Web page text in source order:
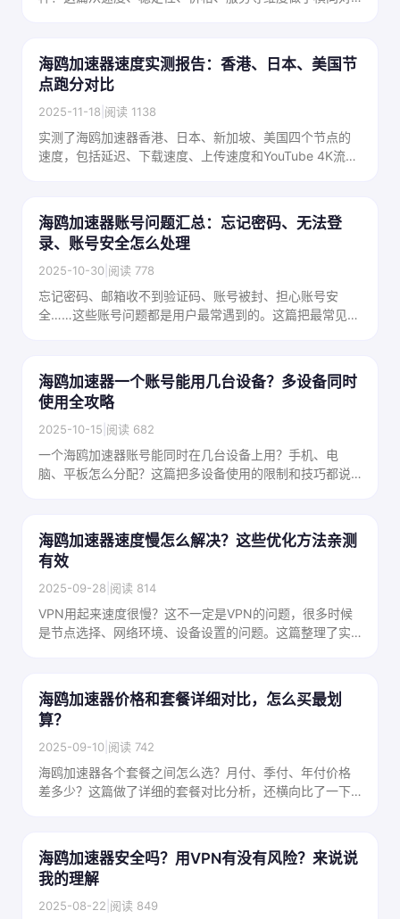
海鸥加速器速度实测报告：香港、日本、美国节
点跑分对比
2025-11-18 阅读 1138
实测了海鸥加速器香港、日本、新加坡、美国四个节点的
速度，包括延迟、下载速度、上传速度和YouTube 4K流畅
海鸥加速器账号问题汇总：忘记密码、无法登
录、账号安全怎么处理
2025-10-30 阅读 778
忘记密码、邮箱收不到验证码、账号被封、担心账号安
全……这些账号问题都是用户最常遇到的。这篇把最常见的
海鸥加速器一个账号能用几台设备？多设备同时
使用全攻略
2025-10-15 阅读 682
一个海鸥加速器账号能同时在几台设备上用？手机、电
脑、平板怎么分配？这篇把多设备使用的限制和技巧都说
海鸥加速器速度慢怎么解决？这些优化方法亲测
有效
2025-09-28 阅读 814
VPN用起来速度很慢？这不一定是VPN的问题，很多时候
是节点选择、网络环境、设备设置的问题。这篇整理了实
海鸥加速器价格和套餐详细对比，怎么买最划
算？
2025-09-10 阅读 742
海鸥加速器各个套餐之间怎么选？月付、季付、年付价格
差多少？这篇做了详细的套餐对比分析，还横向比了一下
海鸥加速器安全吗？用VPN有没有风险？来说说
我的理解
2025-08-22 阅读 849